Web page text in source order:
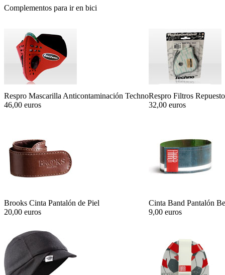
Complementos para ir en bici
Respro Mascarilla Anticontaminación Techno
46,00 euros
Respro Filtros
32,00 euros
Brooks Cinta Pantalón de Piel
20,00 euros
Cinta Band Pantalón
9,00 euros